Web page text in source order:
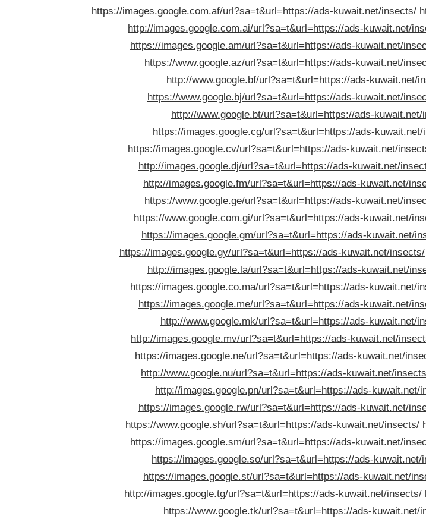
https://images.google.com.af/url?sa=t&url=https://ads-kuwait.net/insects/
http://images.google.com.ai/url?sa=t&url=https://ads-kuwait.net/
https://images.google.am/url?sa=t&url=https://ads-kuwait.net/
https://www.google.az/url?sa=t&url=https://ads-kuwait.net/
http://www.google.bf/url?sa=t&url=https://ads-kuwait.net/
https://www.google.bj/url?sa=t&url=https://ads-kuwait.net/
http://www.google.bt/url?sa=t&url=https://ads-kuwait.net/
https://images.google.cg/url?sa=t&url=https://ads-
https://images.google.cv/url?sa=t&url=https://ads-kuwait.net/
http://images.google.dj/url?sa=t&url=https://ads-kuwait.net/
http://images.google.fm/url?sa=t&url=https://ads-kuwait.net/
https://www.google.ge/url?sa=t&url=https://ads-kuwait.net/
https://www.google.com.gi/url?sa=t&url=https://ads-kuwait.net/
https://images.google.gm/url?sa=t&url=https://ads-kuwait.net/
https://images.google.gy/url?sa=t&url=https://ads-kuwait.net/insects/
http://images.google.la/url?sa=t&url=https://ads-kuwait.net/
https://images.google.co.ma/url?sa=t&url=https://ads-kuwait.net/
https://images.google.me/url?sa=t&url=https://ads-kuwait.net/
http://www.google.mk/url?sa=t&url=https://ads-kuwait.net/
http://images.google.mv/url?sa=t&url=https://ads-kuwait.net/
https://images.google.ne/url?sa=t&url=https://ads-kuwait.net/
http://www.google.nu/url?sa=t&url=https://ads-kuwait.net/
http://images.google.pn/url?sa=t&url=https://ads-kuwait.net/
https://images.google.rw/url?sa=t&url=https://ads-kuwait.net/
https://www.google.sh/url?sa=t&url=https://ads-kuwait.net/insects/
https://images.google.sm/url?sa=t&url=https://ads-kuwait.net/
https://images.google.so/url?sa=t&url=https://ads-kuwait.net/
https://images.google.st/url?sa=t&url=https://ads-kuwait.net/
http://images.google.tg/url?sa=t&url=https://ads-kuwait.net/insects/
https://www.google.tk/url?sa=t&url=https://ads-kuwait.net/